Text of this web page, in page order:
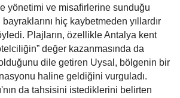
yönetimi ve misafirlerine sunduğu
hiç kaybetmeden yıllardır
Plajların, özellikle Antalya kent
değer kazanmasında da
dile getiren Uysal, bölgenin bir
haline geldiğini vurguladı.
da tahsisini istediklerini belirten